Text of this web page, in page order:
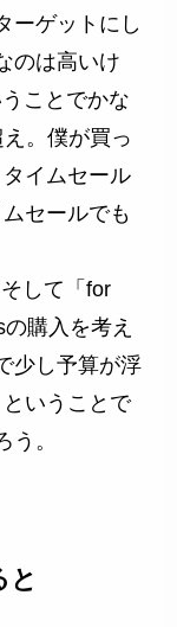
ーゲットにし
のは高いけ
ことでかな
。僕が買っ
イムセール
セールでも
して「for
購入を考え
少し予算が浮
いうことで
。
と